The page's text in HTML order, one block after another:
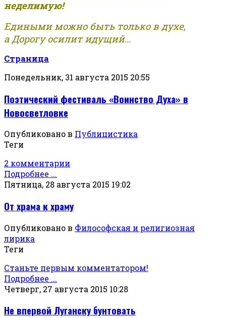
неделимую!
Едиными можно быть только в духе,
а Дорогу осилит идущий...
Страница
Понедельник, 31 августа 2015 20:55
Поэтический фестиваль «Воинство Духа» в
Новосветловке
Опубликовано в Публицистика
Теги
2 комментарии
Подробнее ...
Пятница, 28 августа 2015 19:02
От храма к храму
Опубликовано в Философская и религиозная
лирика
Теги
Станьте первым комментатором!
Подробнее ...
Четверг, 27 августа 2015 10:28
Не впервой Луганску бунтовать